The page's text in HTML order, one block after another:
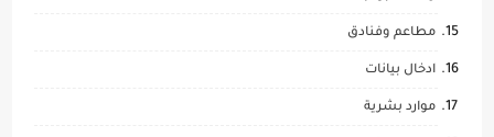
مطاعم وفنادق
ادخال بيانات
موارد بشرية